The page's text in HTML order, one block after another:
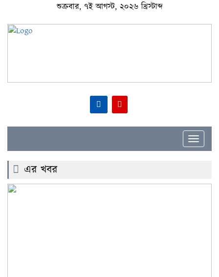
শুক্রবার, ৭ই আগস্ট, ২০২৬ খ্রিস্টাব্দ
Toggle
এর খবর